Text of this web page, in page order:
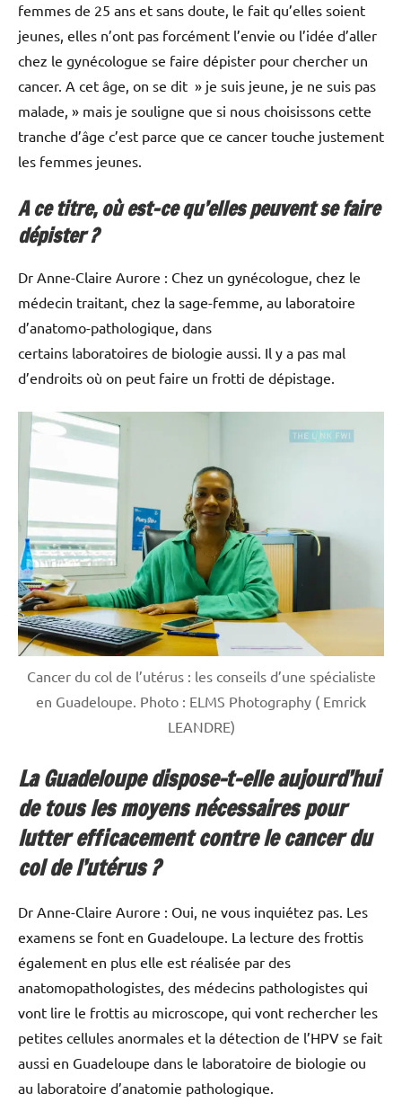
femmes de 25 ans et sans doute, le fait qu’elles soient
jeunes, elles n’ont pas forcément l’envie ou l’idée d’aller
chez le gynécologue se faire dépister pour chercher un
cancer. A cet âge, on se dit » je suis jeune, je ne suis pas
malade, » mais je souligne que si nous choisissons cette
tranche d’âge c’est parce que ce cancer touche justement
les femmes jeunes.
A ce titre, où est-ce qu’elles peuvent se faire
dépister ?
Dr Anne-Claire Aurore : Chez un gynécologue, chez le
médecin traitant, chez la sage-femme, au laboratoire
d’anatomo-pathologique, dans
certains laboratoires de biologie aussi. Il y a pas mal
d’endroits où on peut faire un frotti de dépistage.
Cancer du col de l’utérus : les conseils d’une spécialiste
en Guadeloupe. Photo : ELMS Photography ( Emrick
LEANDRE)
La Guadeloupe dispose-t-elle aujourd’hui
de tous les moyens nécessaires pour
lutter efficacement contre le cancer du
col de l’utérus ?
Dr Anne-Claire Aurore : Oui, ne vous inquiétez pas. Les
examens se font en Guadeloupe. La lecture des frottis
également en plus elle est réalisée par des
anatomopathologistes, des médecins pathologistes qui
vont lire le frottis au microscope, qui vont rechercher les
petites cellules anormales et la détection de l’HPV se fait
aussi en Guadeloupe dans le laboratoire de biologie ou
au laboratoire d’anatomie pathologique.